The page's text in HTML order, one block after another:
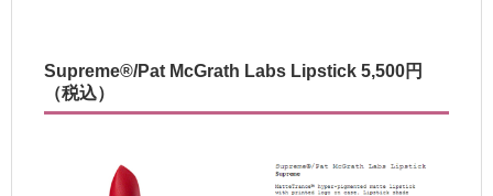
Supreme®/Pat McGrath Labs Lipstick 5,500円
（税込）